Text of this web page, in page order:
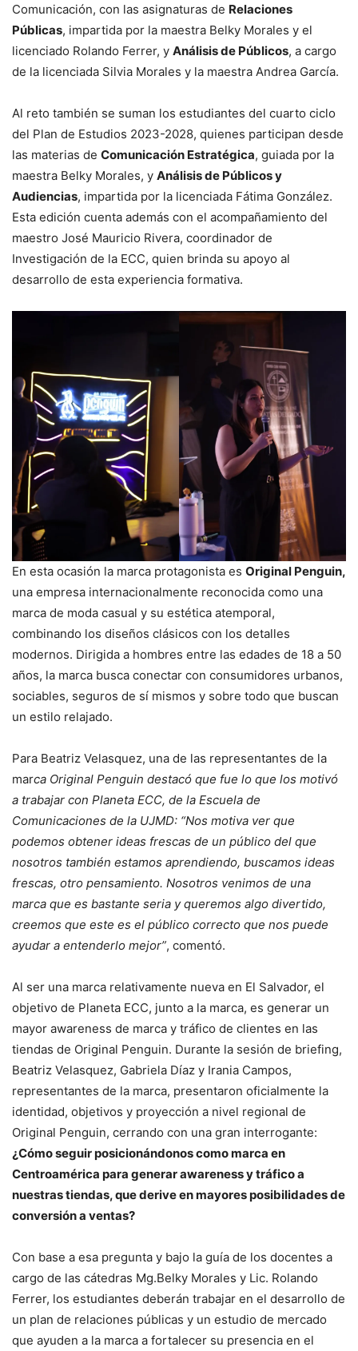
Comunicación, con las asignaturas de Relaciones
Públicas, impartida por la maestra Belky Morales y el
licenciado Rolando Ferrer, y Análisis de Públicos, a cargo
de la licenciada Silvia Morales y la maestra Andrea García.
Al reto también se suman los estudiantes del cuarto ciclo
del Plan de Estudios 2023-2028, quienes participan desde
las materias de Comunicación Estratégica, guiada por la
maestra Belky Morales, y Análisis de Públicos y
Audiencias, impartida por la licenciada Fátima González.
Esta edición cuenta además con el acompañamiento del
maestro José Mauricio Rivera, coordinador de
Investigación de la ECC, quien brinda su apoyo al
desarrollo de esta experiencia formativa.
En esta ocasión la marca protagonista es Original Penguin,
una empresa internacionalmente reconocida como una
marca de moda casual y su estética atemporal,
combinando los diseños clásicos con los detalles
modernos. Dirigida a hombres entre las edades de 18 a 50
años, la marca busca conectar con consumidores urbanos,
sociables, seguros de sí mismos y sobre todo que buscan
un estilo relajado.
Para Beatriz Velasquez, una de las representantes de la
marca Original Penguin destacó que fue lo que los motivó
a trabajar con Planeta ECC, de la Escuela de
Comunicaciones de la UJMD: “Nos motiva ver que
podemos obtener ideas frescas de un público del que
nosotros también estamos aprendiendo, buscamos ideas
frescas, otro pensamiento. Nosotros venimos de una
marca que es bastante seria y queremos algo divertido,
creemos que este es el público correcto que nos puede
ayudar a entenderlo mejor”, comentó.
Al ser una marca relativamente nueva en El Salvador, el
objetivo de Planeta ECC, junto a la marca, es generar un
mayor awareness de marca y tráfico de clientes en las
tiendas de Original Penguin. Durante la sesión de briefing,
Beatriz Velasquez, Gabriela Díaz y Irania Campos,
representantes de la marca, presentaron oficialmente la
identidad, objetivos y proyección a nivel regional de
Original Penguin, cerrando con una gran interrogante:
¿Cómo seguir posicionándonos como marca en
Centroamérica para generar awareness y tráfico a
nuestras tiendas, que derive en mayores posibilidades de
conversión a ventas?
Con base a esa pregunta y bajo la guía de los docentes a
cargo de las cátedras Mg.Belky Morales y Lic. Rolando
Ferrer, los estudiantes deberán trabajar en el desarrollo de
un plan de relaciones públicas y un estudio de mercado
que ayuden a la marca a fortalecer su presencia en el